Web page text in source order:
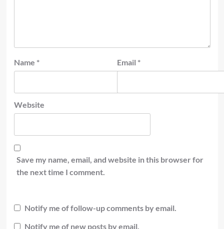
Name * Email *
Website
Save my name, email, and website in this browser for
the next time I comment.
Notify me of follow-up comments by email.
Notify me of new posts by email.